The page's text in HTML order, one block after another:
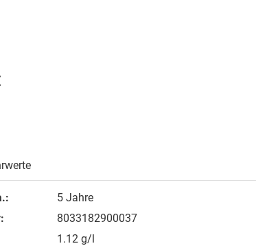
5 Jahre
8033182900037
1.12 g/l